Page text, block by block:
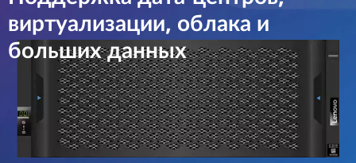
e
A
виртуализации, облака и
больших данных